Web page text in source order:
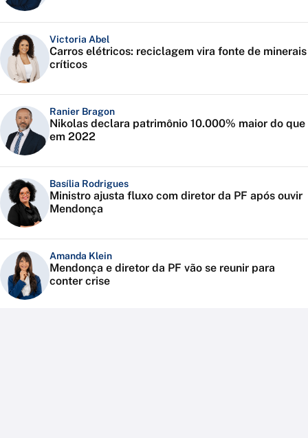
Victoria Abel
Carros elétricos: reciclagem vira fonte de minerais
críticos
Ranier Bragon
Nikolas declara patrimônio 10.000% maior do que
em 2022
Basília Rodrigues
Ministro ajusta fluxo com diretor da PF após ouvir
Mendonça
Amanda Klein
Mendonça e diretor da PF vão se reunir para
conter crise